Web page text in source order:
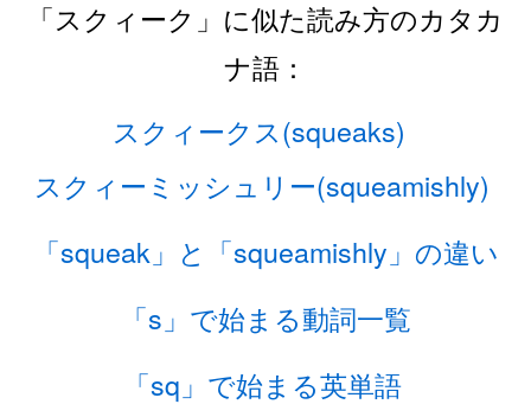
「スクィーク」に似た読み方のカタカ
ナ語：
スクィークス(squeaks)
スクィーミッシュリー(squeamishly)
「squeak」と「squeamishly」の違い
「s」で始まる動詞一覧
「sq」で始まる英単語